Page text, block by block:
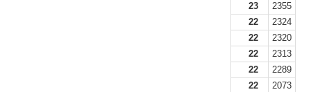
23
2355
22
2324
22
2320
22
2313
22
2289
22
2073